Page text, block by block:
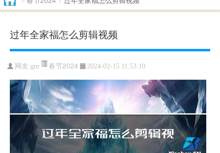
过年全家福怎么剪辑视频
网友:gnr 春节2024 2024-02-15 11:53:10